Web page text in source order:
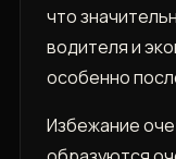
что
водителя и
особенно
Избежание